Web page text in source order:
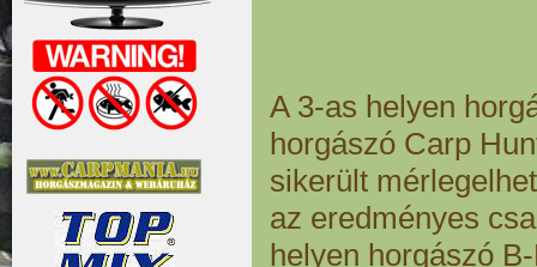
A 3-as helyen
horgászó Carp
sikerült
az eredményes
helyen horgászó